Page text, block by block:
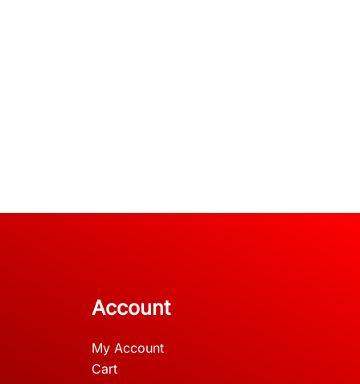
Account
My Account
Cart